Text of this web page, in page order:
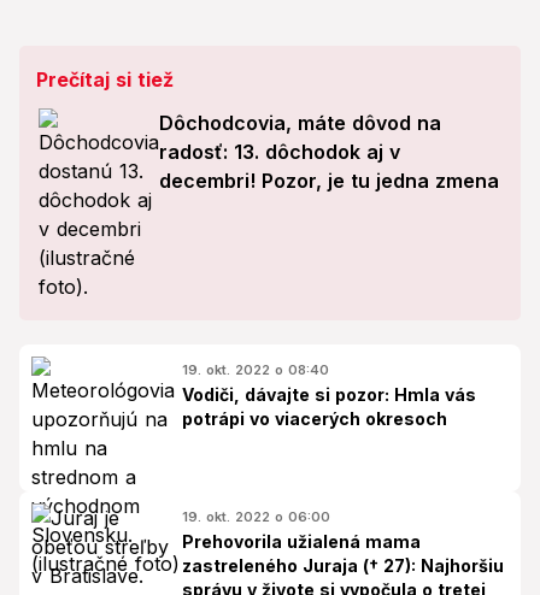
Prečítaj si tiež
Dôchodcovia, máte dôvod na
radosť: 13. dôchodok aj v
decembri! Pozor, je tu jedna zmena
19. okt. 2022 o 08:40
Vodiči, dávajte si pozor: Hmla vás
potrápi vo viacerých okresoch
19. okt. 2022 o 06:00
Prehovorila užialená mama
zastreleného Juraja († 27): Najhoršiu
správu v živote si vypočula o tretej